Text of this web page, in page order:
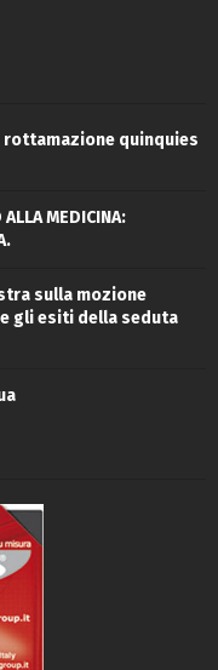
rottamazione quinquies
ALLA MEDICINA:
sulla mozione
gli esiti della seduta